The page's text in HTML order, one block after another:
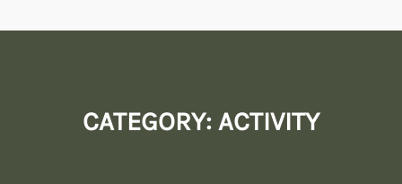
CATEGORY: ACTIVITY